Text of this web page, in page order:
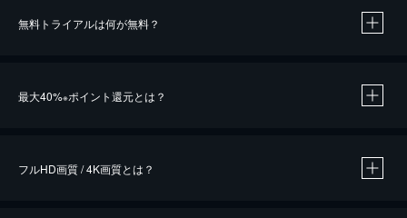
無料トライアルは何が無料？
最大40%※ポイント還元とは？
フルHD画質 / 4K画質とは？